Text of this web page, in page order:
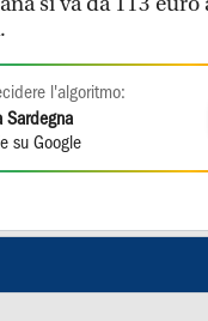
l'algoritmo:
Sardegna
su Google